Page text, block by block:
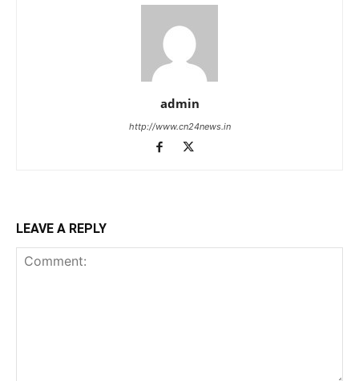
admin
http://www.cn24news.in
LEAVE A REPLY